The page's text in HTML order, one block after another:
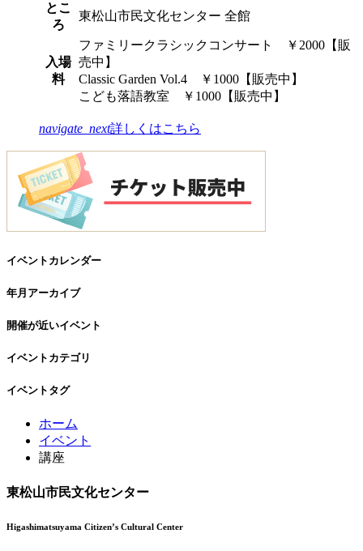
とこ
ろ
東松山市民文化センター 全館
入場
料
ファミリークラシックコンサート ￥2000 【販
売中】
Classic Garden Vol.4 ￥1000 【販売中】
こども落語教室 ￥1000 【販売中】
navigate_next詳しくはこちら
イベントカレンダー
年月アーカイブ
開催が近いイベント
イベントカテゴリ
イベントタグ
ツ
文
先
へ
ホーム
イベント
講座
東松山市民文化センター
Higashimatsuyama Citizen’s Cultural Center